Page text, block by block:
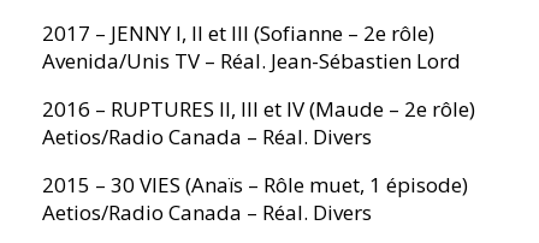
2017 – JENNY I, II et III (Sofianne – 2e rôle)
Avenida/Unis TV – Réal. Jean-Sébastien Lord
2016 – RUPTURES II, III et IV (Maude – 2e rôle)
Aetios/Radio Canada – Réal. Divers
2015 – 30 VIES (Anaïs – Rôle muet, 1 épisode)
Aetios/Radio Canada – Réal. Divers